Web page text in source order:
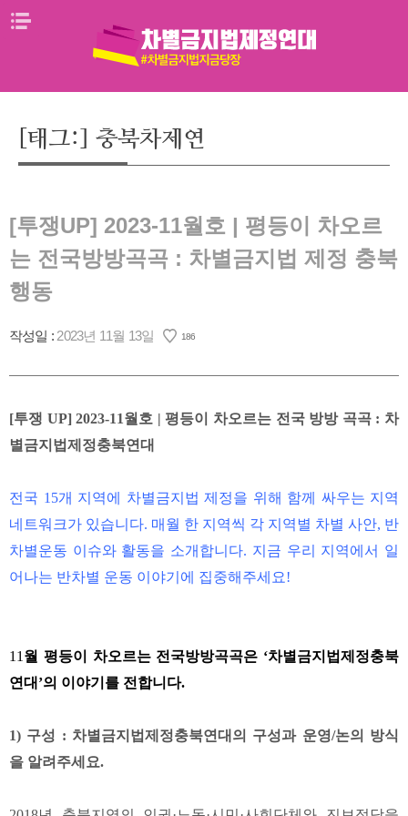
Skip
[태그:] 충북차제연
[투쟁UP] 2023-11월호 | 평등이 차오르
는 전국방방곡곡 : 차별금지법 제정 충북
행동
작성일 : 2023년 11월 13일 186
[투쟁 UP] 2023-11월호 | 평등이 차오르는 전국 방방 곡곡 : 차
별금지법제정충북연대
전국 15개 지역에 차별금지법 제정을 위해 함께 싸우는 지역
네트워크가 있습니다. 매월 한 지역씩 각 지역별 차별 사안, 반
차별운동 이슈와 활동을 소개합니다. 지금 우리 지역에서 일
어나는 반차별 운동 이야기에 집중해주세요!
11 월 평등이 차오르는 전국방방곡곡은 ‘차별금지법제정충북
연대’의 이야기를 전합니다.
1) 구성 : 차별금지법제정충북연대의 구성과 운영/논의 방식
을 알려주세요.